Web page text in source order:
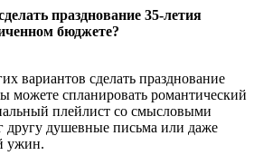
празднование 35-летия
бюджете?
вариантов сделать празднование
можете спланировать романтический
плейлист со смысловыми
другу душевные письма или даже
ужин.